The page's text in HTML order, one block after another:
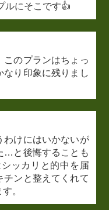
ルにそこです👍
このプランはちょっ
なり印象に残りまし
わけにはいかないが
…と後悔することも
ッカリと的中を届
チンと整えてくれて
。